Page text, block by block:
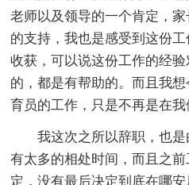
老师以及领导的一个肯定，
的支持，我也是感受到这份
收获，可以说这份工作的经
的，都是有帮助的。而且我
育员的工作，只是不再是在我
我这次之所以辞职，也是
有太多的相处时间，而且之
定，没有最后决定到底在哪